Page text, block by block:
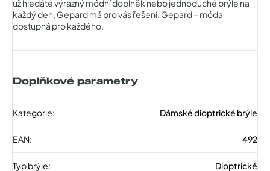
už hledáte výrazný módní doplněk nebo jednoduché brýle na
každý den, Gepard má pro vás řešení. Gepard – móda
dostupná pro každého.
Doplňkové parametry
Kategorie: Dámské dioptrické brýle
EAN: 492
Typ brýle: Dioptrické